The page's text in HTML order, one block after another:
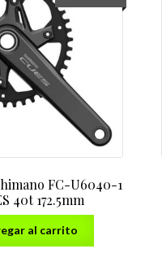
FC-U6040-1
40t 172.5mm
al carrito